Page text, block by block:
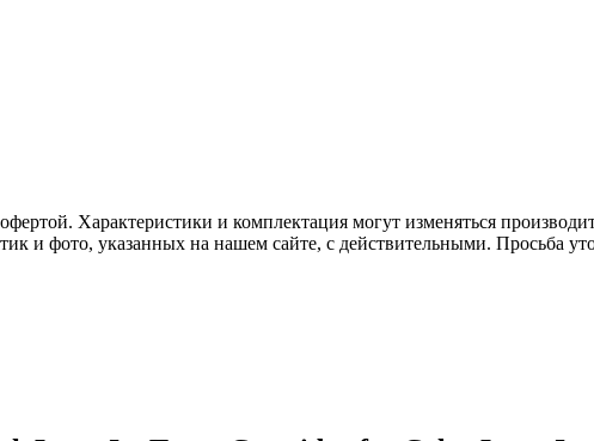
Характеристики и комплектация могут изменяться
и фото, указанных на нашем сайте, с действительными. Просьба